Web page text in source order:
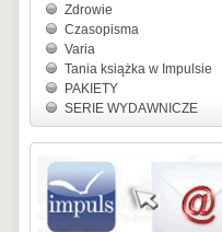
Zdrowie
Czasopisma
Varia
Tania książka w Impulsie
PAKIETY
SERIE WYDAWNICZE